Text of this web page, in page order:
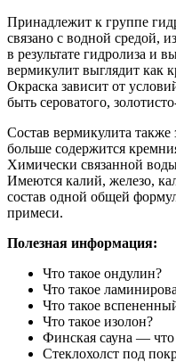
Принадлежит к группе
связано с водной средой,
в результате гидролиза и
вермикулит выглядит как
Окраска зависит от
быть сероватого,
Состав вермикулита также
больше содержится
Химически связанной
Имеются калий, железо,
состав одной общей
примеси.
Полезная информация:
Что такое ондулин?
Что такое
Что такое
Что такое изолон?
Финская сауна — что
Стеклохолст под